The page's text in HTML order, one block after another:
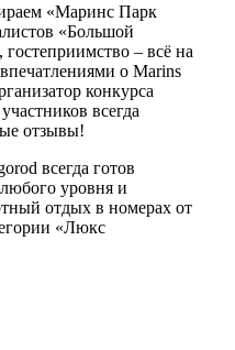
«Маринс Парк
«Большой
– всё на
о Marins
конкурса
всегда
отзывы!
всегда готов
уровня и
отдых в номерах от
«Люкс